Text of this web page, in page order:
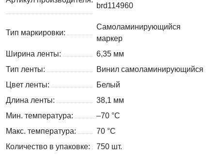
brd114960
Тип маркировки:
Самоламинирующийся
маркер
Ширина ленты:
6,35 мм
Тип ленты:
Винил самоламинирующийся
Цвет ленты:
Белый
Длина ленты:
38,1 мм
Мин. температура:
–70 °С
Макс. температура:
70 °С
Количество в упаковке:
750 шт.